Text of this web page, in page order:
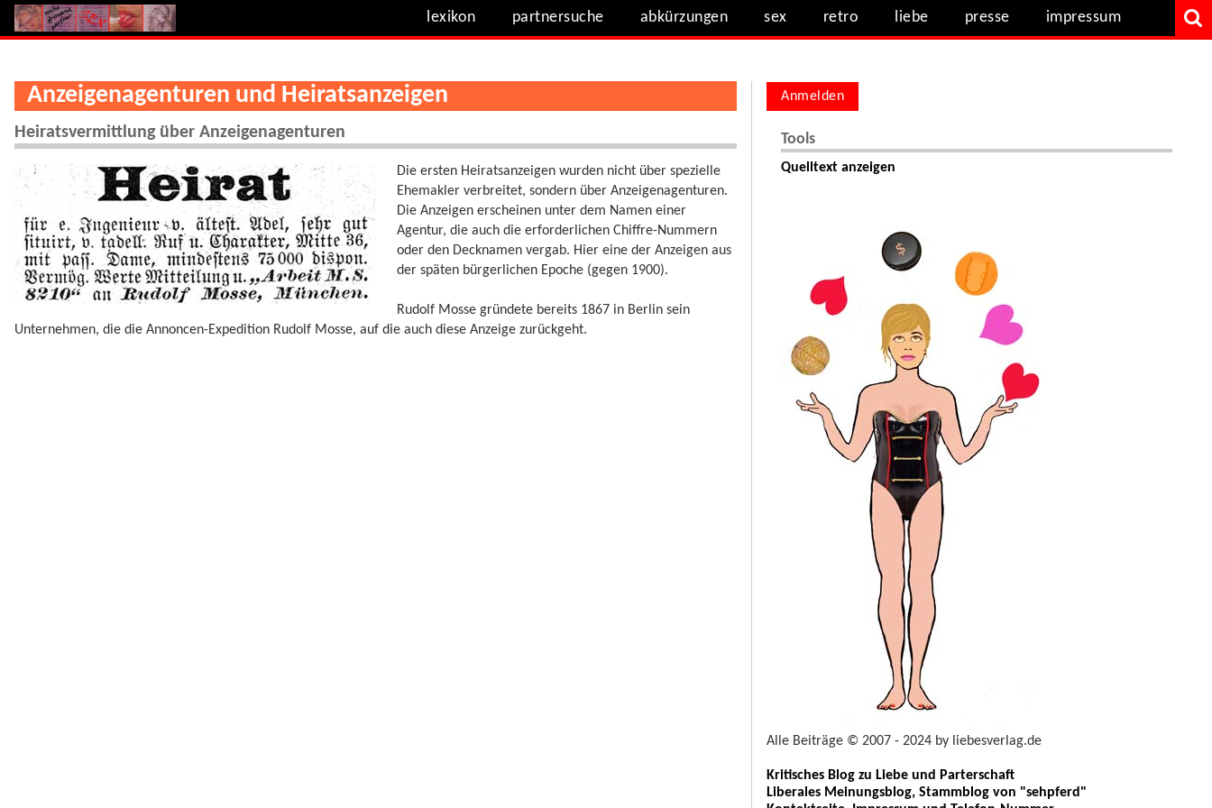
lexikon partnersuche abkürzungen sex retro liebe presse impressum
Anzeigenagenturen und Heiratsanzeigen
Heiratsvermittlung über Anzeigenagenturen
Die ersten Heiratsanzeigen wurden nicht über spezielle
Ehemakler verbreitet, sondern über Anzeigenagenturen.
Die Anzeigen erscheinen unter dem Namen einer
Agentur, die auch die erforderlichen Chiffre-Nummern
oder den Decknamen vergab. Hier eine der Anzeigen aus
der späten bürgerlichen Epoche (gegen 1900).
Rudolf Mosse gründete bereits 1867 in Berlin sein
Unternehmen, die die Annoncen-Expedition Rudolf Mosse, auf die auch diese Anzeige zurückgeht.
Anmelden
Tools
Quelltext anzeigen
Alle Beiträge © 2007 - 2024 by liebesverlag.de
Kritisches Blog zu Liebe und Parterschaft
Liberales Meinungsblog, Stammblog von "sehpferd"